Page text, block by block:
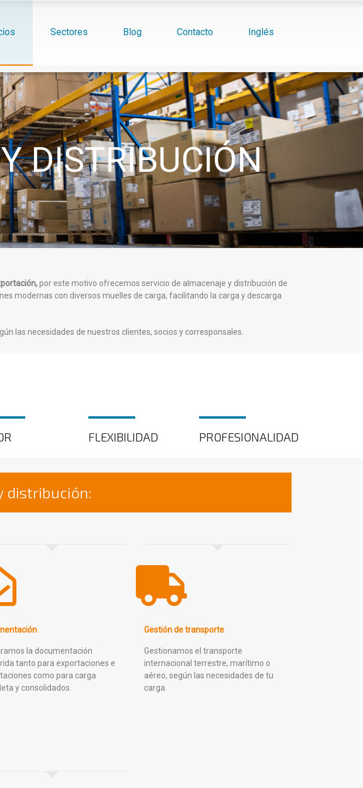
Sectores Blog Contacto Inglés
DISTRIBUCIÓN
por este motivo ofrecemos servicio de almacenaje y distribución de
modernas con diversos muelles de carga, facilitando la carga y descarga
las necesidades de nuestros clientes, socios y corresponsales.
FLEXIBILIDAD PROFESIONALIDAD
distribución:
la documentación
tanto para exportaciones e
como para carga
y consolidados.
Gestión de transporte
Gestionamos el transporte
internacional terrestre, marítimo o
aéreo, según las necesidades de tu
carga.